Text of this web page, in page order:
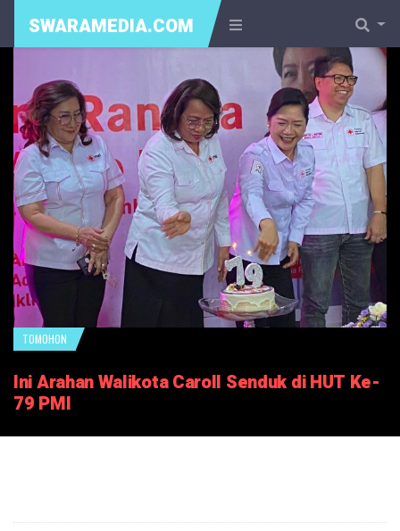
SWARAMEDIA.COM
TOMOHON
Ini Arahan Walikota Caroll Senduk di HUT Ke-
79 PMI